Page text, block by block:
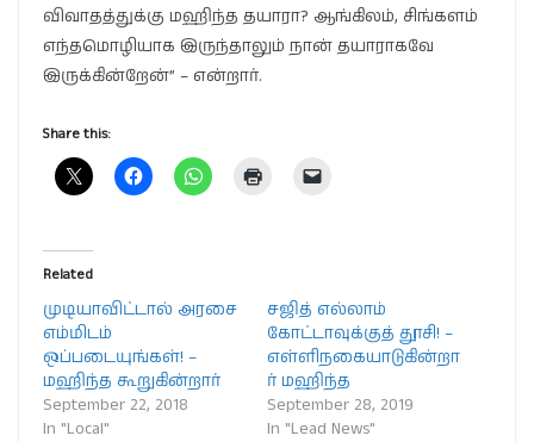
விவாதத்துக்கு மஹிந்த தயாரா? ஆங்கிலம், சிங்களம்
எந்தமொழியாக இருந்தாலும் நான் தயாராகவே
இருக்கின்றேன்” – என்றார்.
Share this:
Related
முடியாவிட்டால் அரசை
எம்மிடம்
ஒப்படையுங்கள்! –
மஹிந்த கூறுகின்றார்
September 22, 2018
In "Local"
சஜித் எல்லாம்
கோட்டாவுக்குத் தூசி! –
எள்ளிநகையாடுகின்றா
ர் மஹிந்த
September 28, 2019
In "Lead News"